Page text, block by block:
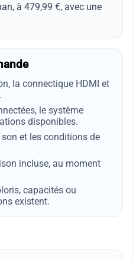
à 479,99 €, avec une
la connectique HDMI et
le système
disponibles.
et les conditions de
incluse, au moment
capacités ou
existent.